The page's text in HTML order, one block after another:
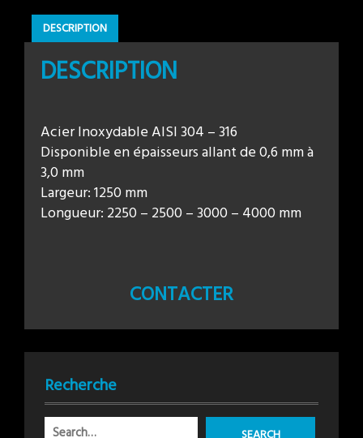
DESCRIPTION
DESCRIPTION
Acier Inoxydable AISI 304 – 316
Disponible en épaisseurs allant de 0,6 mm à
3,0 mm
Largeur: 1250 mm
Longueur: 2250 – 2500 – 3000 – 4000 mm
CONTACTER
Recherche